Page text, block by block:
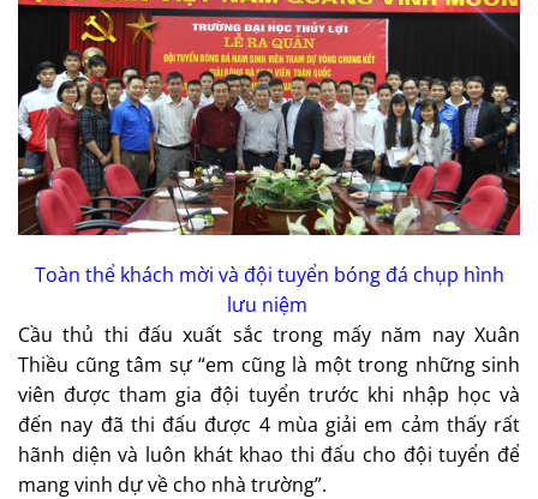
Toàn thể khách mời và đội tuyển bóng đá chụp hình
lưu niệm
Cầu thủ thi đấu xuất sắc trong mấy năm nay Xuân
Thiều cũng tâm sự “em cũng là một trong những sinh
viên được tham gia đội tuyển trước khi nhập học và
đến nay đã thi đấu được 4 mùa giải em cảm thấy rất
hãnh diện và luôn khát khao thi đấu cho đội tuyển để
mang vinh dự về cho nhà trường”.